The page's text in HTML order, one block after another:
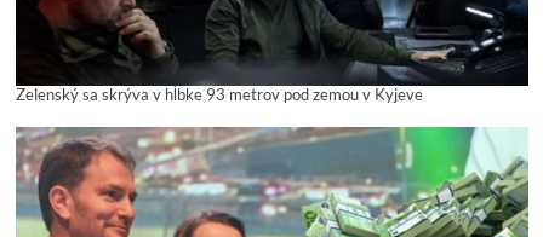
Zelenský sa skrýva v hĺbke 93 metrov pod zemou v Kyjeve